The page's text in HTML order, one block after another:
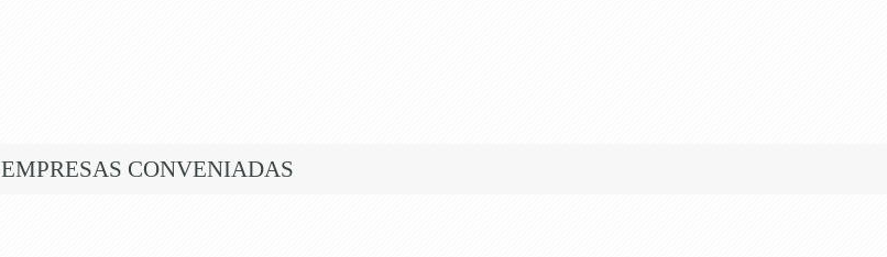
EMPRESAS CONVENIADAS